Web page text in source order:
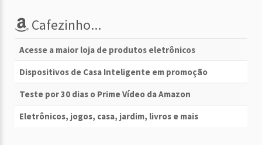
Cafezinho...
Acesse a maior loja de produtos eletrônicos
Dispositivos de Casa Inteligente em promoção
Teste por 30 dias o Prime Vídeo da Amazon
Eletrônicos, jogos, casa, jardim, livros e mais